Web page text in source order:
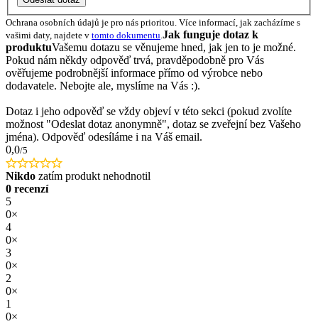
Ochrana osobních údajů je pro nás prioritou. Více informací, jak zacházíme s
vašimi daty, najdete v tomto dokumentu Jak funguje dotaz k
produktuVašemu dotazu se věnujeme hned, jak jen to je možné.
Pokud nám někdy odpověď trvá, pravděpodobně pro Vás
ověřujeme podrobnější informace přímo od výrobce nebo
dodavatele. Nebojte ale, myslíme na Vás :).
Dotaz i jeho odpověď se vždy objeví v této sekci (pokud zvolíte
možnost "Odeslat dotaz anonymně", dotaz se zveřejní bez Vašeho
jména). Odpověď odesíláme i na Váš email.
0,0/5
Nikdo zatím produkt nehodnotil
0 recenzí
5
0×
4
0×
3
0×
2
0×
1
0×